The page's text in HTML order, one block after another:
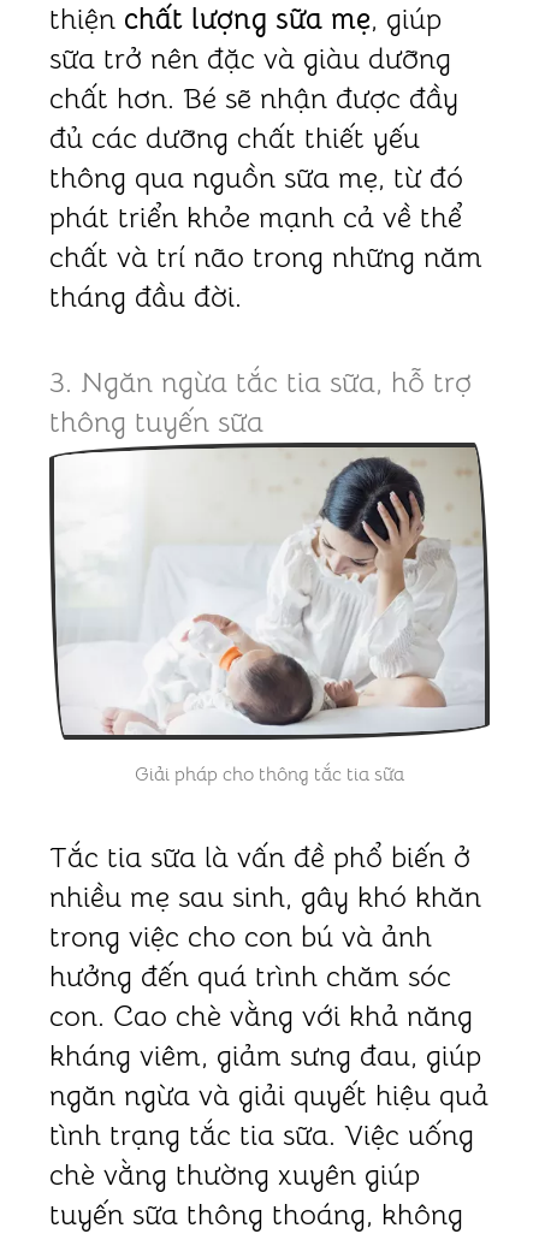
thiện chất lượng sữa mẹ, giúp
sữa trở nên đặc và giàu dưỡng
chất hơn. Bé sẽ nhận được đầy
đủ các dưỡng chất thiết yếu
thông qua nguồn sữa mẹ, từ đó
phát triển khỏe mạnh cả về thể
chất và trí não trong những năm
tháng đầu đời.
3. Ngăn ngừa tắc tia sữa, hỗ trợ
thông tuyến sữa
Giải pháp cho thông tắc tia sữa
Tắc tia sữa là vấn đề phổ biến ở
nhiều mẹ sau sinh, gây khó khăn
trong việc cho con bú và ảnh
hưởng đến quá trình chăm sóc
con. Cao chè vằng với khả năng
kháng viêm, giảm sưng đau, giúp
ngăn ngừa và giải quyết hiệu quả
tình trạng tắc tia sữa. Việc uống
chè vằng thường xuyên giúp
tuyến sữa thông thoáng, không